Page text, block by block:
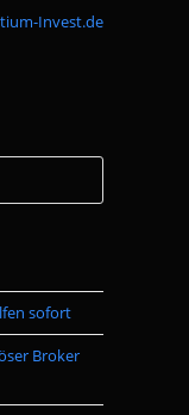
Invest.de
Escape
the
sofort
Broker